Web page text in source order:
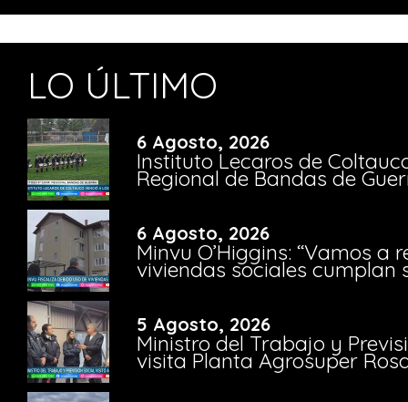
LO ÚLTIMO
6 Agosto, 2026
Instituto Lecaros de
Regional de Bandas de
6 Agosto, 2026
Minvu O’Higgins: “Vamos a
viviendas sociales cumplan
5 Agosto, 2026
Ministro del Trabajo y
visita Planta Agrosuper